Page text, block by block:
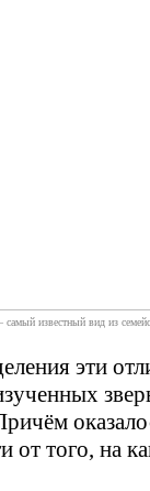
известный вид из
эти
от того, на